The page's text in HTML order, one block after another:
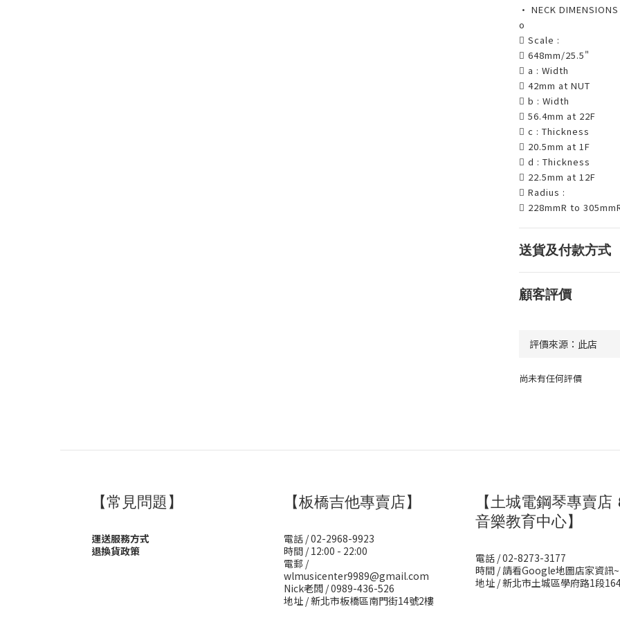
• NECK DIMENSIONS
o
 Scale :
 648mm/25.5"
 a : Width
 42mm at NUT
 b : Width
 56.4mm at 22F
 c : Thickness
 20.5mm at 1F
 d : Thickness
 22.5mm at 12F
 Radius :
 228mmR to
送貨及付款方式
顧客評價
尚未有任何評價
【常見問題】
運送服務方式
退換貨政策
【板橋吉他專賣店】
電話 / 02-2968-9923
時間 / 12:00 - 22:00
電郵 /
wlmusicenter9989@gmail.com
Nick老闆 / 0989-436-526
地址 / 新北市板橋區南門街14號2樓
【土城電鋼琴專賣店
音樂教育中心】
電話 / 02-8273-3177
時間 / 請看Google地圖店家資訊~
地址 / 新北市土城區學府路1段